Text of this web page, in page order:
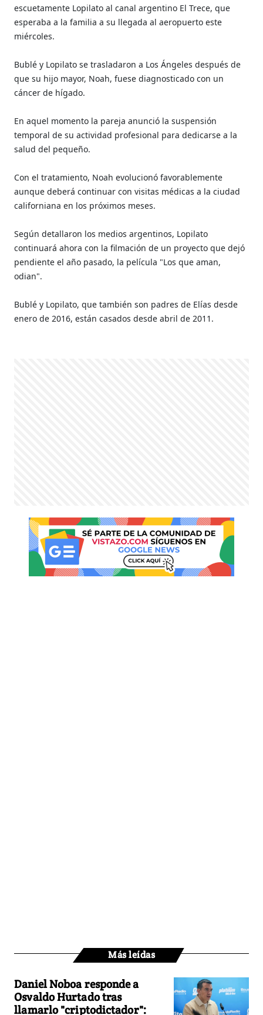
escuetamente Lopilato al canal argentino El Trece, que
esperaba a la familia a su llegada al aeropuerto este
miércoles.
Bublé y Lopilato se trasladaron a Los Ángeles después de
que su hijo mayor, Noah, fuese diagnosticado con un
cáncer de hígado.
En aquel momento la pareja anunció la suspensión
temporal de su actividad profesional para dedicarse a la
salud del pequeño.
Con el tratamiento, Noah evolucionó favorablemente
aunque deberá continuar con visitas médicas a la ciudad
californiana en los próximos meses.
Según detallaron los medios argentinos, Lopilato
continuará ahora con la filmación de un proyecto que dejó
pendiente el año pasado, la película "Los que aman,
odian".
Bublé y Lopilato, que también son padres de Elías desde
enero de 2016, están casados desde abril de 2011.
Más leídas
Daniel Noboa responde a
Osvaldo Hurtado tras
llamarlo "criptodictador":